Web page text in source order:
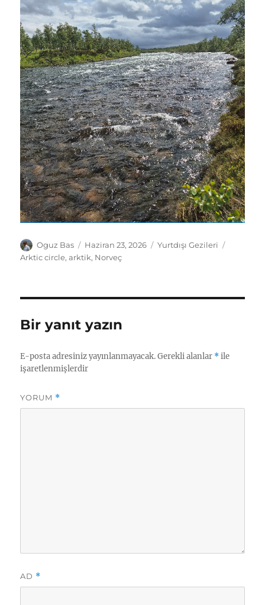
Yazar
Oguz Bas
Yayın
tarihi
Haziran 23, 2026 Kategoriler
Yurtdışı Gezileri
Arktic circle,arktik, Norveç
Bir yanıt yazın
E-posta adresiniz yayınlanmayacak. Gerekli alanlar *ile
işaretlenmişlerdir
YORUM *
AD *